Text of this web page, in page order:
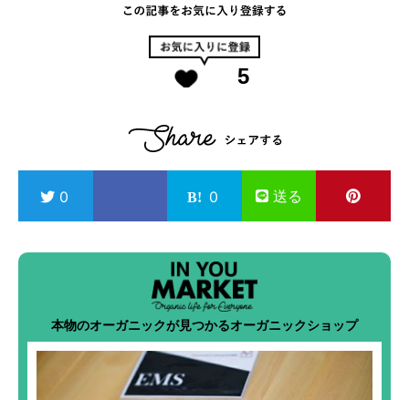
5
0 0 送る
本物のオーガニックが見つかるオーガニックショップ